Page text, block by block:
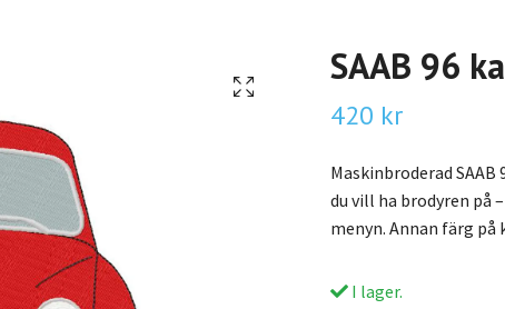
SAAB 96
420 kr
Maskinbroderad
du vill ha brodyren på
menyn. Annan färg på
I lager.